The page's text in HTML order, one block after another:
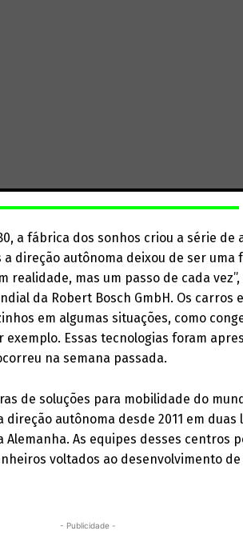
a fábrica dos sonhos criou a série de
direção autônoma deixou de ser uma
realidade, mas um passo de cada
da Robert Bosch GmbH. Os carros
em algumas situações, como
Essas tecnologias foram
na semana passada.
de soluções para mobilidade do
autônoma desde 2011 em duas
Alemanha. As equipes desses centros
voltados ao desenvolvimento
- Publicidade -